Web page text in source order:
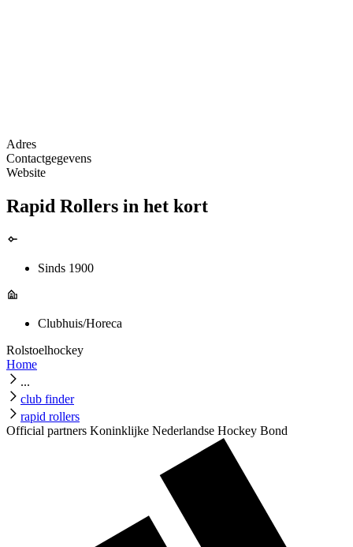
Adres
Contactgegevens
Website
Rapid Rollers in het kort
Sinds 1900
Clubhuis/Horeca
Rolstoelhockey
Home
...
club finder
rapid rollers
Official partners Koninklijke Nederlandse Hockey Bond